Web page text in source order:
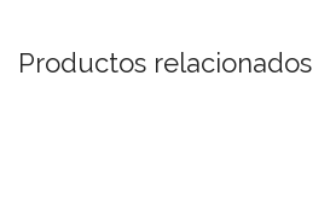
Productos relacionados